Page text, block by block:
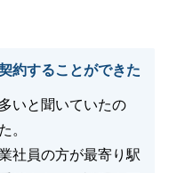
いますので、是非ご
永くよろしくお願い
約することができた
いと聞いていたの
。
社員の方が最寄り駅